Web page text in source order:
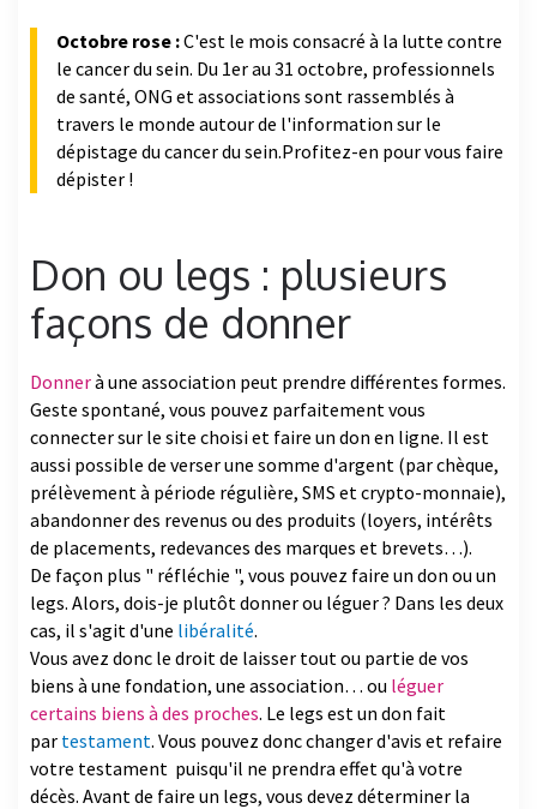
Octobre rose :C'est le mois consacré à la lutte contre
le cancer du sein. Du 1er au 31 octobre, professionnels
de santé, ONG et associations sont rassemblés à
travers le monde autour de l'information sur le
dépistage du cancer du sein.Profitez-en pour vous faire
dépister !
Don ou legs : plusieurs
façons de donner
Donnerà une association peut prendre différentes formes.
Geste spontané, vous pouvez parfaitement vous
connecter sur le site choisi et faire un don en ligne. Il est
aussi possible de verser une somme d'argent (par chèque,
prélèvement à période régulière, SMS et crypto-monnaie),
abandonner des revenus ou des produits (loyers, intérêts
de placements, redevances des marques et brevets…).
De façon plus " réfléchie ", vous pouvez faire un don ou un
legs. Alors, dois-je plutôt donner ou léguer ? Dans les deux
cas, il s'agit d'une libéralité.
Vous avez donc le droit de laisser tout ou partie de vos
biens à une fondation, une association… ou léguer
certains biens à des proches. Le legs est un don fait
par testament. Vous pouvez donc changer d'avis et refaire
votre testament puisqu'il ne prendra effet qu'à votre
décès. Avant de faire un legs, vous devez déterminer la